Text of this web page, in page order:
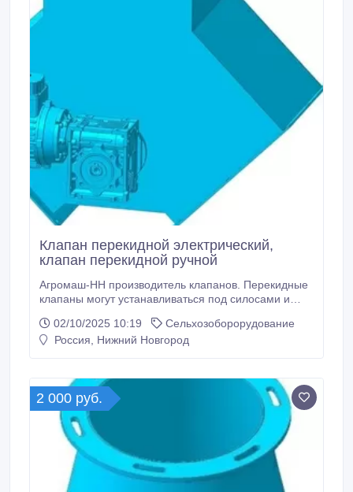
Клапан перекидной электрический,
клапан перекидной ручной
Агромаш-НН производитель клапанов. Перекидные
клапаны могут устанавливаться под силосами и
ковшовых элеваторов и т.д. Перекидные клапана
применяются для переключения потоков сыпучих
движения продукта.
02/10/2025 10:19
Сельхозоборорудование
Россия, Нижний Новгород
2 000 руб.